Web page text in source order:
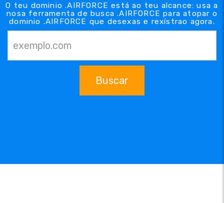
O teu dominio .AIRFORCE está ao teu alcance: usa a
nosa ferramenta de busca .AIRFORCE para atopar o
dominio .AIRFORCE que desexas e rexístrao agora.
Buscar